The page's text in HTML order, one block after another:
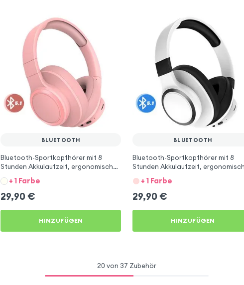
BLUETOOTH
Bluetooth-Sportkopfhörer mit 8
Stunden Akkulaufzeit, ergonomischer
Bügel, Puderrosa
+ 1 Farbe
29,90 €
HINZUFÜGEN
BLUETOOTH
Bluetooth-Sportkopfhörer mit 8
Stunden Akkulaufzeit,
Bügel, Weiß
+ 1 Farbe
29,90 €
HINZUFÜGEN
20 von 37 Zubehör